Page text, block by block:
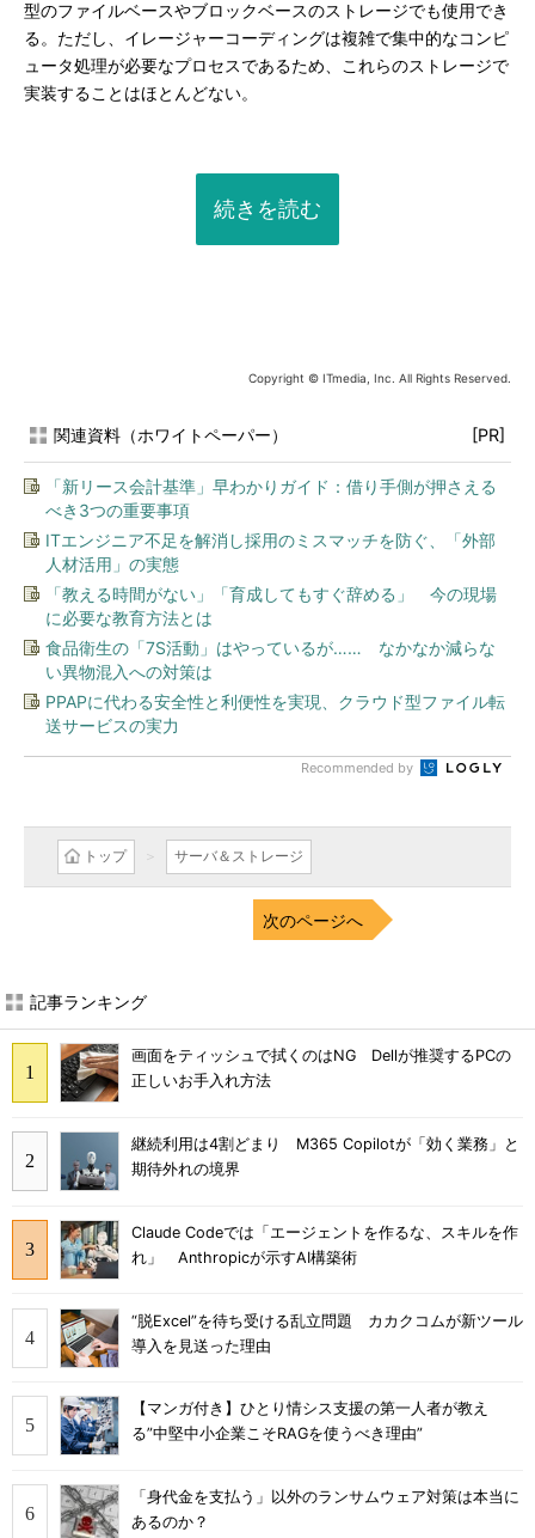
型のファイルベースやブロックベースのストレージでも使用でき
る。ただし、イレージャーコーディングは複雑で集中的なコンピ
ュータ処理が必要なプロセスであるため、これらのストレージで
実装することはほとんどない。
続きを読む
Copyright © ITmedia, Inc. All Rights Reserved.
関連資料（ホワイトペーパー） [PR]
「新リース会計基準」早わかりガイド：借り手側が押さえる
べき3つの重要事項
ITエンジニア不足を解消し採用のミスマッチを防ぐ、「外部
人材活用」の実態
「教える時間がない」「育成してもすぐ辞める」 今の現場
に必要な教育方法とは
食品衛生の「7S活動」はやっているが…… なかなか減らな
い異物混入への対策は
PPAPに代わる安全性と利便性を実現、クラウド型ファイル転
送サービスの実力
Recommended by
トップ サーバ＆ストレージ
次のページへ
記事ランキング
画面をティッシュで拭くのはNG Dellが推奨するPCの
正しいお手入れ方法
継続利用は4割どまり M365 Copilotが「効く業務」と
期待外れの境界
Claude Codeでは「エージェントを作るな、スキルを作
れ」 Anthropicが示すAI構築術
“脱Excel”を待ち受ける乱立問題 カカクコムが新ツール
導入を見送った理由
【マンガ付き】ひとり情シス支援の第一人者が教え
る”中堅中小企業こそRAGを使うべき理由”
「身代金を支払う」以外のランサムウェア対策は本当に
あるのか？